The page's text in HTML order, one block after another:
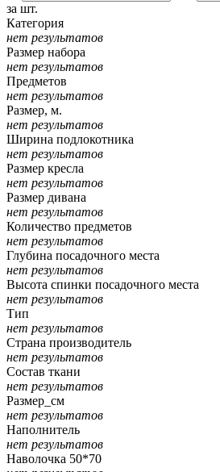
за шт.
Категория
нет результатов
Размер набора
нет результатов
Предметов
нет результатов
Размер, м.
нет результатов
Ширина подлокотника
нет результатов
Размер кресла
нет результатов
Размер дивана
нет результатов
Количество предметов
нет результатов
Глубина посадочного места
нет результатов
Высота спинки посадочного места
нет результатов
Тип
нет результатов
Страна производитель
нет результатов
Состав ткани
нет результатов
Размер_см
нет результатов
Наполнитель
нет результатов
Наволочка 50*70